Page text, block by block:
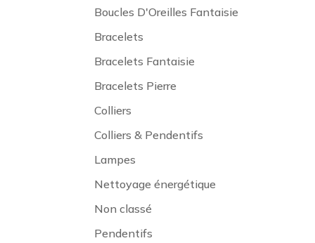
Boucles D'Oreilles Fantaisie
Bracelets
Bracelets Fantaisie
Bracelets Pierre
Colliers
Colliers & Pendentifs
Lampes
Nettoyage énergétique
Non classé
Pendentifs